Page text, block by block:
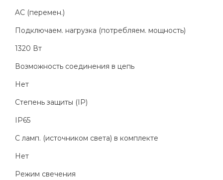
AC (перемен.)
Подключаем. нагрузка (потребляем. мощность)
1320 Вт
Возможность соединения в цепь
Нет
Степень защиты (IP)
IP65
С ламп. (источником света) в комплекте
Нет
Режим свечения